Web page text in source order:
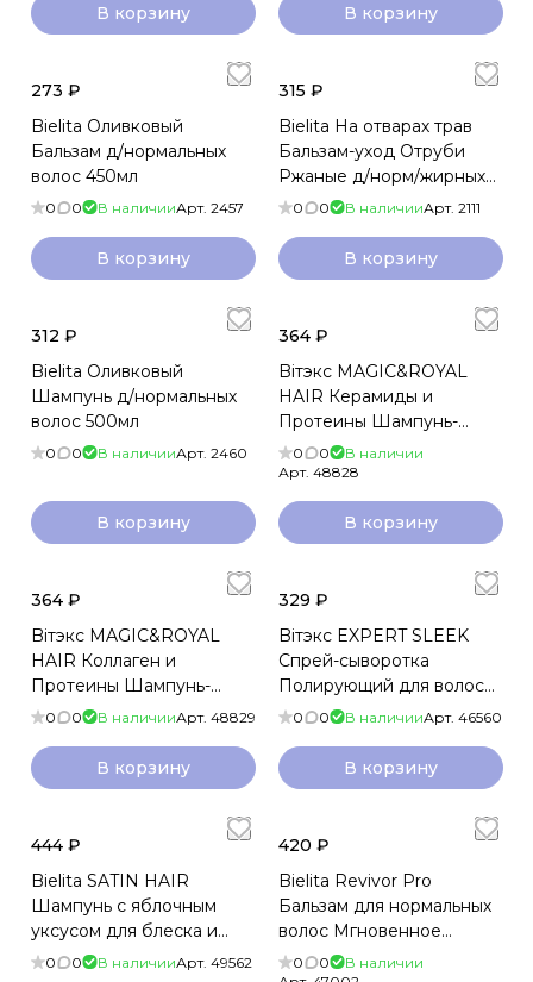
В корзину В корзину
273 ₽
Bielita Оливковый
Бальзам д/нормальных
волос 450мл
0 0 В наличииАрт. 2457
В корзину
315 ₽
Bielita На отварах трав
Бальзам-уход Отруби
Ржаные д/норм/жирных
450мл
0 0 В наличииАрт. 2111
В корзину
312 ₽
Bielita Оливковый
Шампунь д/нормальных
волос 500мл
0 0 В наличииАрт. 2460
В корзину
364 ₽
Biтэкс MAGIC&ROYAL
HAIR Керамиды и
Протеины Шампунь-
филлер для укрепления и
восстанов волос 400мл
0 0
В наличии
Арт. 48828
В корзину
364 ₽
Biтэкс MAGIC&ROYAL
HAIR Коллаген и
Протеины Шампунь-
объем для густоты и
400мл
0 0 В наличииАрт. 48829
В корзину
329 ₽
Biтэкс EXPERT SLEEK
Спрей-сыворотка
Полирующий для волос
ЗАПАИВАНИЕ
КОНЧИКОВ несм 100мл
0 0 В наличииАрт. 46560
В корзину
444 ₽
Bielita SATIN HAIR
Шампунь с яблочным
уксусом для блеска и
гладкости волос 400мл
0 0 В наличииАрт. 49562
420 ₽
Bielita Revivor Pro
Бальзам для нормальных
волос Мгновенное
преображение 300мл
0 0
В наличии